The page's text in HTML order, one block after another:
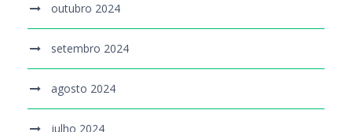
outubro 2024
setembro 2024
agosto 2024
julho 2024